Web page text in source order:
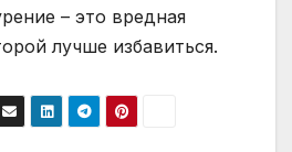
– это вредная
лучше избавиться.